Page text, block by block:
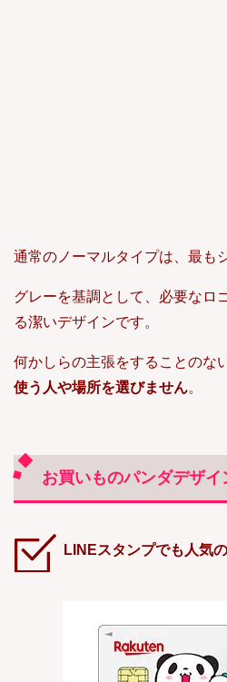
通常のノーマルタイプは、最も
グレーを基調として、必要なロ
る潔いデザインです。
何かしらの主張をすることのない
使う人や場所を選びません。
お買いものパンダデザイ
LINEスタンプでも人気